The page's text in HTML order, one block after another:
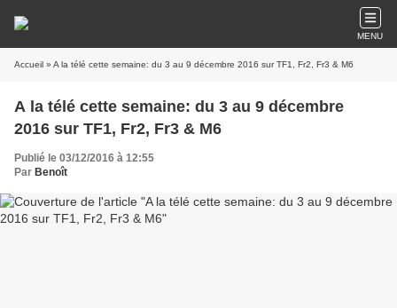
MENU
Accueil » A la télé cette semaine: du 3 au 9 décembre 2016 sur TF1, Fr2, Fr3 & M6
A la télé cette semaine: du 3 au 9 décembre
2016 sur TF1, Fr2, Fr3 & M6
Publié le 03/12/2016 à 12:55
Par Benoît